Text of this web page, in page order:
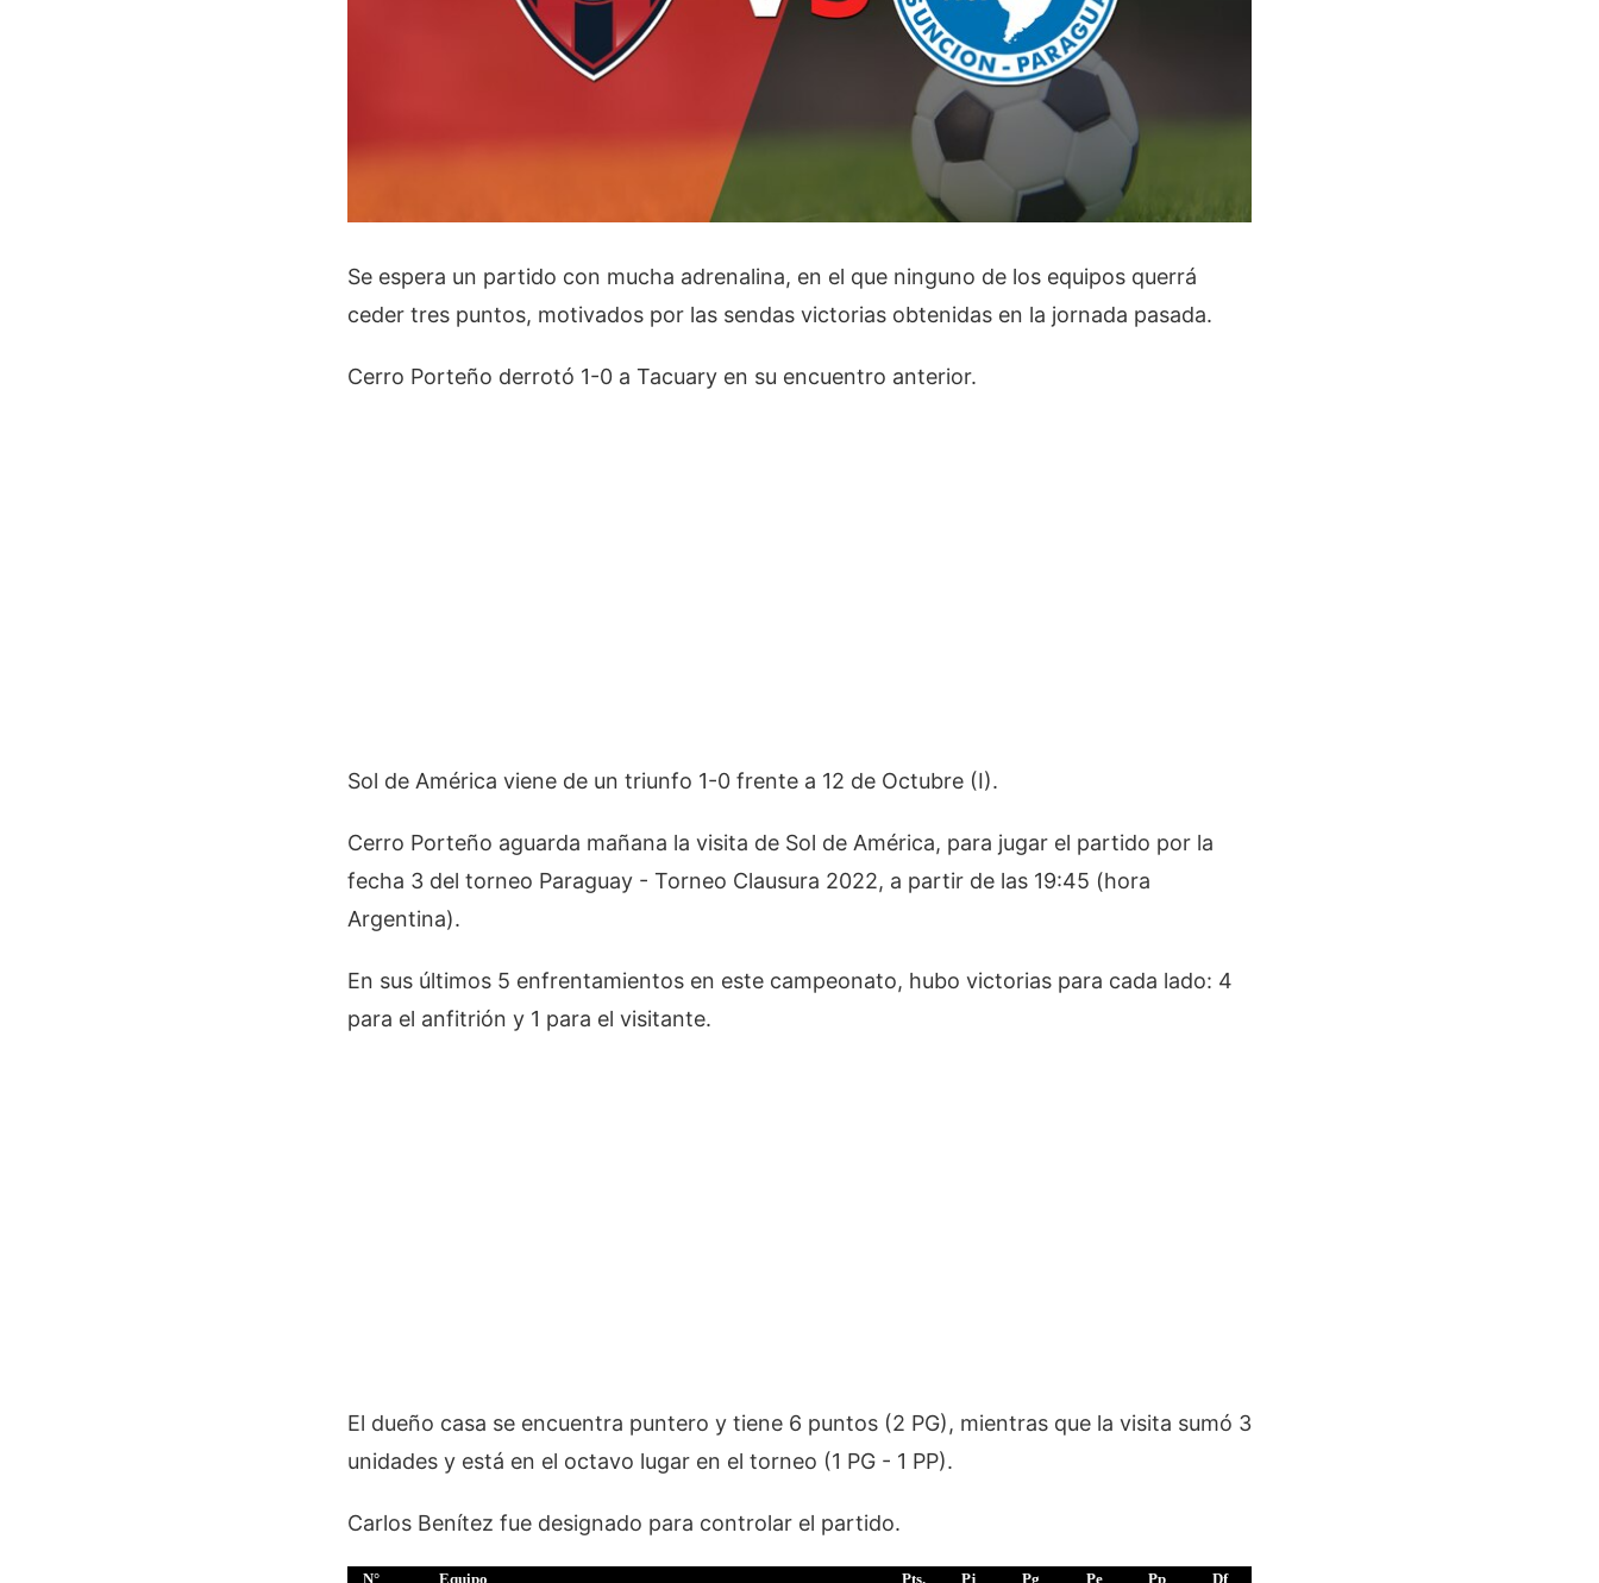
Se espera un partido con mucha adrenalina, en el que ninguno de los equipos querrá
ceder tres puntos, motivados por las sendas victorias obtenidas en la jornada pasada.
Cerro Porteño derrotó 1-0 a Tacuary en su encuentro anterior.
Sol de América viene de un triunfo 1-0 frente a 12 de Octubre (I).
Cerro Porteño aguarda mañana la visita de Sol de América, para jugar el partido por la
fecha 3 del torneo Paraguay - Torneo Clausura 2022, a partir de las 19:45 (hora
Argentina).
En sus últimos 5 enfrentamientos en este campeonato, hubo victorias para cada lado: 4
para el anfitrión y 1 para el visitante.
El dueño casa se encuentra puntero y tiene 6 puntos (2 PG), mientras que la visita sumó 3
unidades y está en el octavo lugar en el torneo (1 PG - 1 PP).
Carlos Benítez fue designado para controlar el partido.